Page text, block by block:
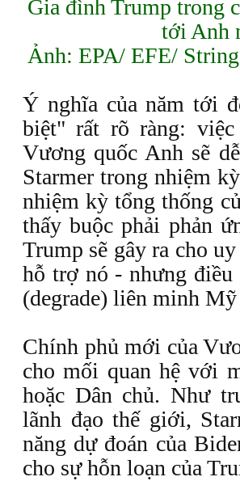
Gia đình Trump trong
tới Anh
Ảnh: EPA/ EFE/
Ý nghĩa của năm tới
biệt" rất rõ ràng:
Vương quốc Anh sẽ
Starmer trong nhiệm
nhiệm kỳ tổng thống
thấy buộc phải phản
Trump sẽ gây ra cho
hỗ trợ nó - nhưng điều
(degrade) liên minh
Chính phủ mới của
cho mối quan hệ với
hoặc Dân chủ. Như
lãnh đạo thế giới,
năng dự đoán của
cho sự hỗn loạn của